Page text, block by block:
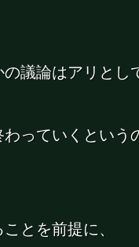
議論はアリとし
っていくという
とを前提に、